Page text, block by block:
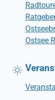
Ostsee